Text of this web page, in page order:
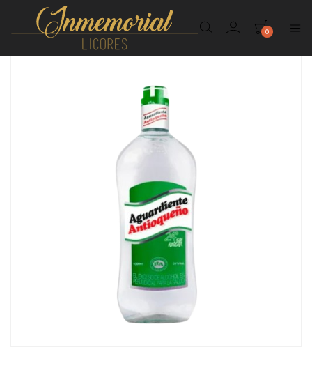
Inmemorial
0